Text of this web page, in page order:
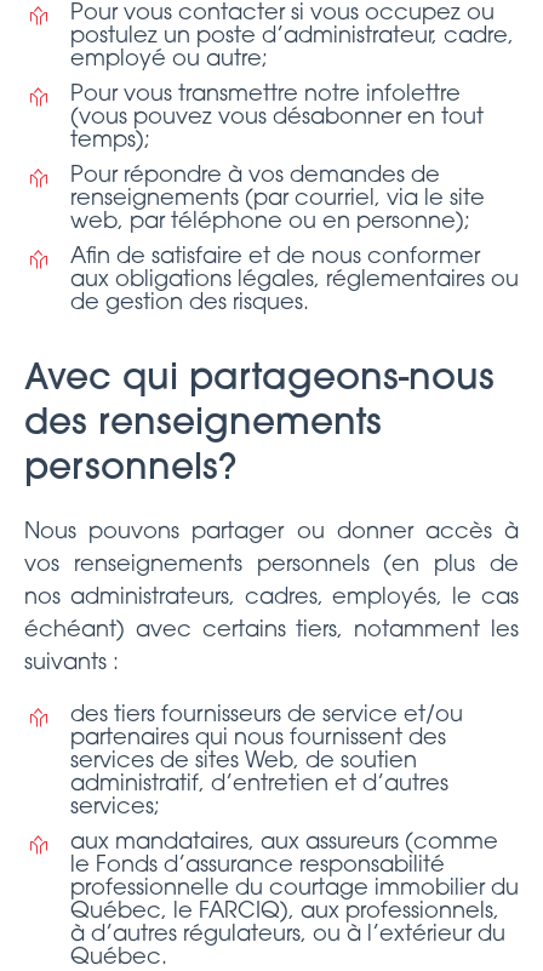
Pour vous contacter si vous occupez ou
postulez un poste d’administrateur, cadre,
employé ou autre;
Pour vous transmettre notre infolettre
(vous pouvez vous désabonner en tout
temps);
Pour répondre à vos demandes de
renseignements (par courriel, via le site
web, par téléphone ou en personne);
Afin de satisfaire et de nous conformer
aux obligations légales, réglementaires ou
de gestion des risques.
Avec qui partageons-nous
des renseignements
personnels?
Nous pouvons partager ou donner accès à
vos renseignements personnels (en plus de
nos administrateurs, cadres, employés, le cas
échéant) avec certains tiers, notamment les
suivants :
des tiers fournisseurs de service et/ou
partenaires qui nous fournissent des
services de sites Web, de soutien
administratif, d’entretien et d’autres
services;
aux mandataires, aux assureurs (comme
le Fonds d’assurance responsabilité
professionnelle du courtage immobilier du
Québec, le FARCIQ), aux professionnels,
à d’autres régulateurs, ou à l’extérieur du
Québec.